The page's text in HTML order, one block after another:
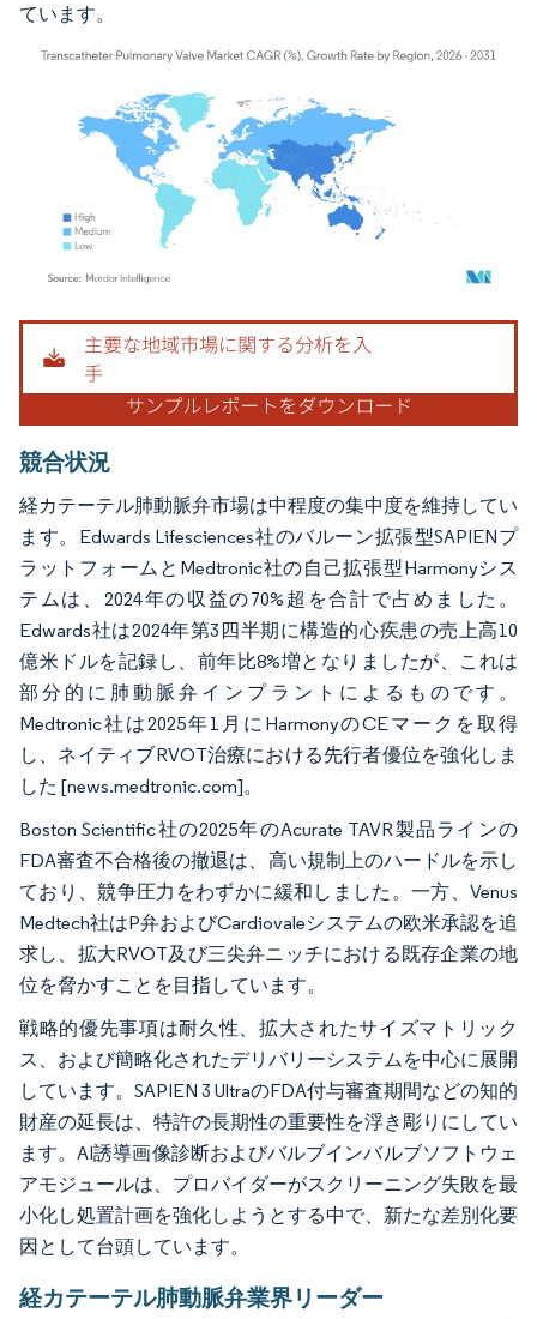
ています。
画像 © Mordor Intelligence。再利用にはCC BY 4.0の表示が必要です。
競合状況
経カテーテル肺動脈弁市場は中程度の集中度を維持してい
ます。Edwards Lifesciences社のバルーン拡張型SAPIENプ
ラットフォームとMedtronic社の自己拡張型Harmonyシス
テムは、2024年の収益の70%超を合計で占めました。
Edwards社は2024年第3四半期に構造的心疾患の売上高10
億米ドルを記録し、前年比8%増となりましたが、これは
部分的に肺動脈弁インプラントによるものです。
Medtronic社は2025年1月にHarmonyのCEマークを取得
し、ネイティブRVOT治療における先行者優位を強化しま
した [news.medtronic.com]。
Boston Scientific社の2025年のAcurate TAVR製品ラインの
FDA審査不合格後の撤退は、高い規制上のハードルを示し
ており、競争圧力をわずかに緩和しました。一方、Venus
Medtech社はP弁およびCardiovaleシステムの欧米承認を追
求し、拡大RVOT及び三尖弁ニッチにおける既存企業の地
位を脅かすことを目指しています。
戦略的優先事項は耐久性、拡大されたサイズマトリック
ス、および簡略化されたデリバリーシステムを中心に展開
しています。SAPIEN 3 UltraのFDA付与審査期間などの知的
財産の延長は、特許の長期性の重要性を浮き彫りにしてい
ます。AI誘導画像診断およびバルブインバルブソフトウェ
アモジュールは、プロバイダーがスクリーニング失敗を最
小化し処置計画を強化しようとする中で、新たな差別化要
因として台頭しています。
経カテーテル肺動脈弁業界リーダー